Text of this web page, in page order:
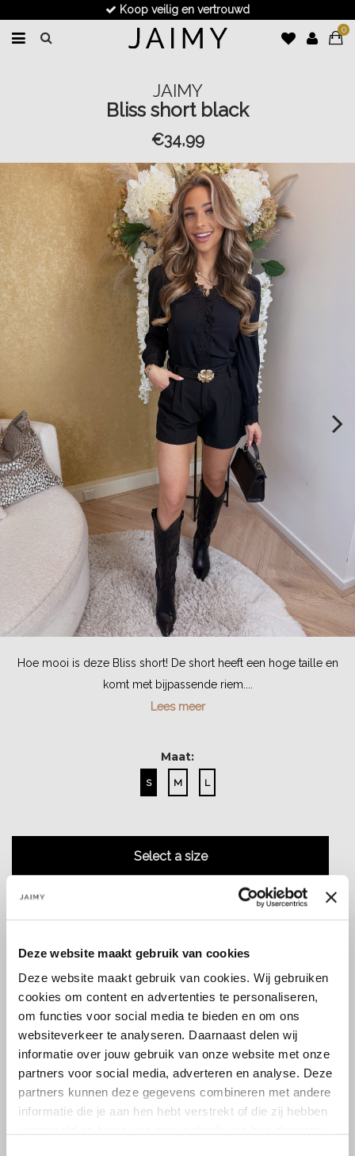
Deze website maakt gebruik van cookies
Deze website maakt gebruik van cookies. Wij gebruiken
cookies om content en advertenties te personaliseren,
om functies voor social media te bieden en om ons
websiteverkeer te analyseren. Daarnaast delen wij
informatie over jouw gebruik van onze website met onze
partners voor social media, adverteren en analyse. Deze
partners kunnen deze gegevens combineren met andere
informatie die je aan hen hebt verstrekt of die zij hebben
Koop veilig en vertrouwd
0
JAIMY
Bliss short black
€34,99
Hoe mooi is deze Bliss short! De short heeft een hoge taille en
komt met bijpassende riem....
Lees meer
Maat:
S M L
Select a size
Size guide Verzenden & retourneren
Koop veilig en vertrouwd
Voor 17.30u besteld, dezelfde dag verzonden